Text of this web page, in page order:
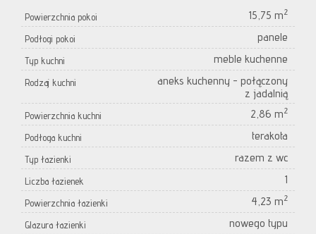
Powierzchnia pokoi 15,75 m2
Podłogi pokoi panele
Typ kuchni meble kuchenne
Rodzaj kuchni
aneks kuchenny - połączony
z jadalnią
Powierzchnia kuchni 2,86 m2
Podłoga kuchni terakota
Typ łazienki razem z wc
Liczba łazienek 1
Powierzchnia łazienki 4,23 m2
Glazura łazienki nowego typu